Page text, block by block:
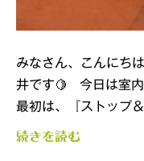
みなさん、こんにち
井です🍋 今日は室内
最初は、『ストップ
続きを読む